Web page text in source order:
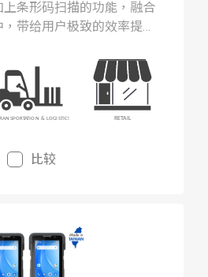
条形码扫描的功能，融合
带给用户极致的效率提
比较